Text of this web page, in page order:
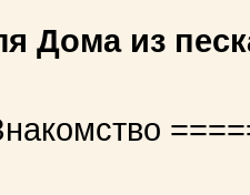
Дома из